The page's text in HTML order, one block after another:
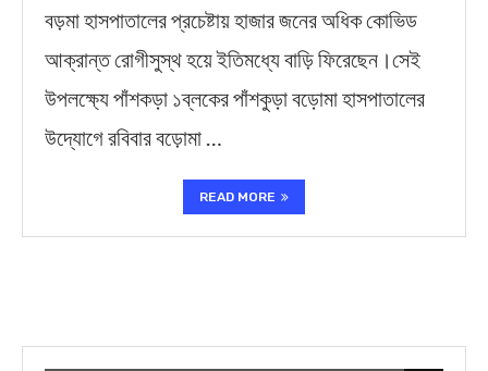
বড়মা হাসপাতালের প্রচেষ্টায় হাজার জনের অধিক কোভিড
আক্রান্ত রোগীসুস্থ হয়ে ইতিমধ্যে বাড়ি ফিরেছেন।সেই
উপলক্ষ্যে পাঁশকড়া ১ব্লকের পাঁশকুড়া বড়োমা হাসপাতালের
উদ্যোগে রবিবার বড়োমা …
READ MORE